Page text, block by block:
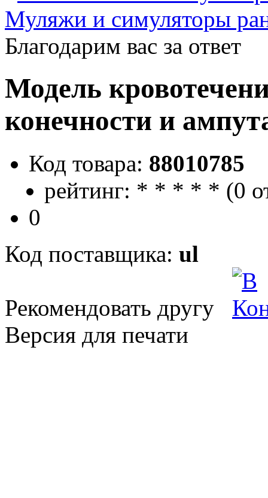
Муляжи и симуляторы
Благодарим вас за ответ
Модель
конечности и
Код товара: 88010785
рейтинг: * * * * * (0
0
Код поставщика: ul
Рекомендовать другу
Версия для печати